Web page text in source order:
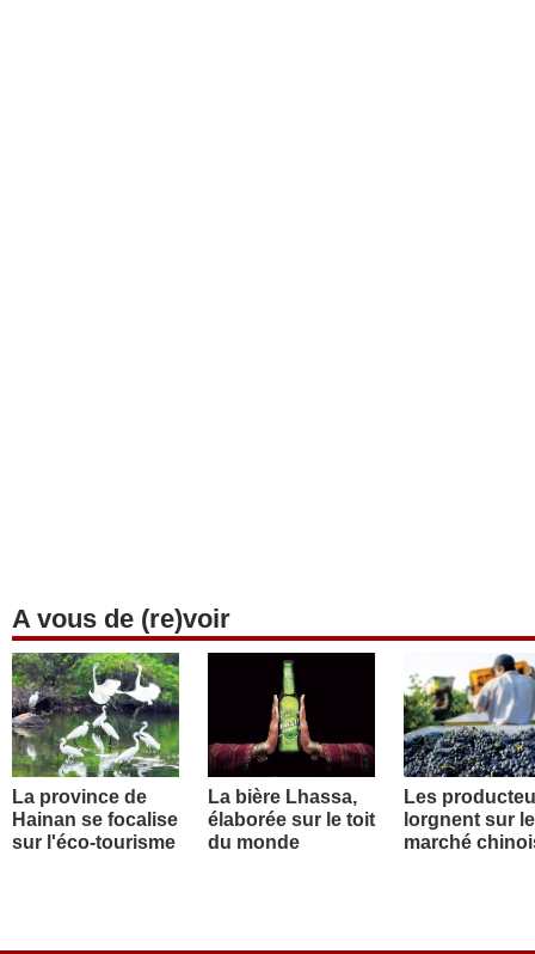
A vous de (re)voir
La province de
Hainan se focalise
sur l'éco-tourisme
La bière Lhassa,
élaborée sur le toit
du monde
Les
lorgnent sur le
marché